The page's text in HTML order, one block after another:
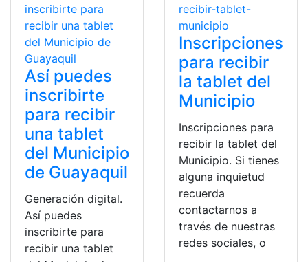
Así puedes
inscribirte
para recibir
una tablet
del Municipio
de Guayaquil
Generación digital.
Así puedes
inscribirte para
recibir una tablet
Inscripciones
para recibir
la tablet del
Municipio
Inscripciones para
recibir la tablet del
Municipio. Si tienes
alguna inquietud
recuerda
contactarnos a
través de nuestras
redes sociales, o